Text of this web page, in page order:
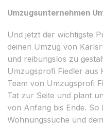
Umzugsunternehmen
Und jetzt der wichtigste
deinen Umzug von
und reibungslos zu
Umzugsprofi Fiedler aus
Team von Umzugsprofi
Tat zur Seite und plant
von Anfang bis Ende. So
Wohnungssuche und